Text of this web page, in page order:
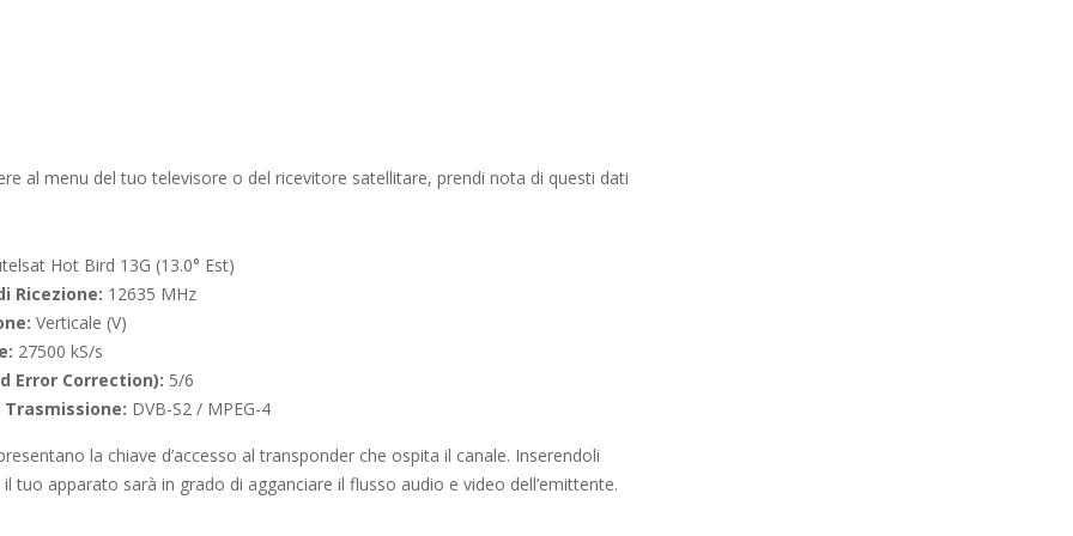
al menu del tuo televisore o del ricevitore satellitare, prendi nota di questi dati
Hot Bird 13G (13.0° Est)
Ricezione: 12635 MHz
Verticale (V)
27500 kS/s
Error Correction): 5/6
DVB-S2 / MPEG-4
la chiave d’accesso al transponder che ospita il canale. Inserendoli
tuo apparato sarà in grado di agganciare il flusso audio e video dell’emittente.